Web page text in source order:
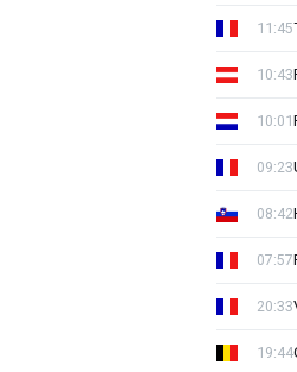
11:45
10:43
10:01
09:23
08:42
07:57
20:33
19:44